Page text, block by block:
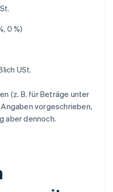
0 %)
USt.
(z. B. für Beträge unter
vorgeschrieben,
aber dennoch.